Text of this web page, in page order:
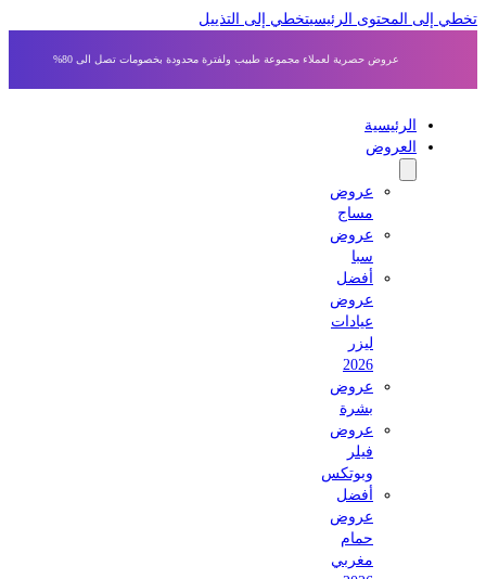
إلى المحتوى الرئيسي تخطي إلى التذييل
عروض حصرية لعملاء مجموعة طبيب ولفترة محدودة بخصومات تصل الى 80%
الرئيسية
العروض
عروض
مساج
عروض
أفضل
عروض
عيادات
عروض
بشرة
عروض
وبوتكس
أفضل
عروض
حمام
مغربي